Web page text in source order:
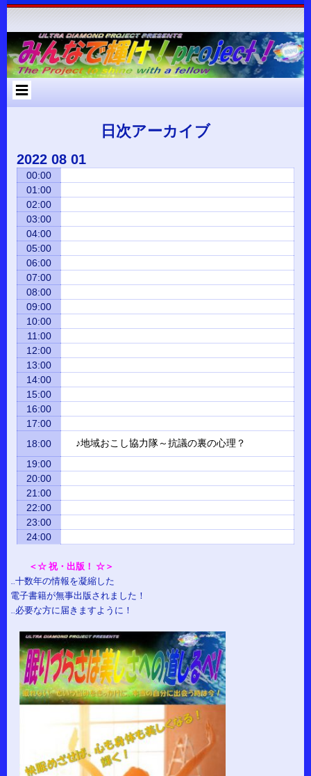
コ
ン
ツ
へ
ス
Skip
POSTS-
2
Skip
COMMENTS-
2
Skip
2
Skip
2
Skip
2
Skip
2
Skip
2
Skip
2
Skip
3
Skip
2
Skip
2
Skip
3
Skip
3
日次アーカイブ
2022 08 01
00:00
01:00
02:00
03:00
04:00
05:00
06:00
07:00
08:00
09:00
10:00
11:00
12:00
13:00
14:00
15:00
16:00
17:00
18:00
♪地域おこし協力隊～抗議の裏の心理？
19:00
20:00
21:00
22:00
23:00
24:00
＜☆ 祝・出版！ ☆＞
…十数年の情報を凝縮した
電子書籍が無事出版されました！
…必要な方に届きますように！